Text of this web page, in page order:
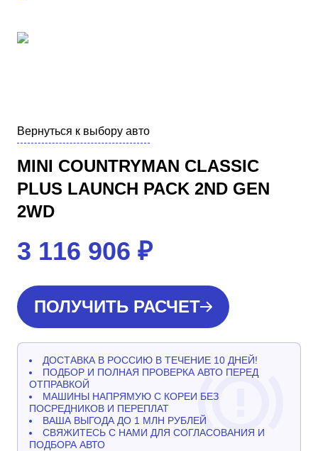
Вернуться к выбору авто
MINI COUNTRYMAN CLASSIC
PLUS LAUNCH PACK 2ND GEN
2WD
3 116 906 ₽
ПОЛУЧИТЬ РАСЧЕТ
ДОСТАВКА В РОССИЮ В ТЕЧЕНИЕ 10 ДНЕЙ!
ПОДБОР И ПОЛНАЯ ПРОВЕРКА АВТО ПЕРЕД
ОТПРАВКОЙ
МАШИНЫ НАПРЯМУЮ С КОРЕИ БЕЗ
ПОСРЕДНИКОВ И ПЕРЕПЛАТ
ВАША ВЫГОДА ДО 1 МЛН РУБЛЕЙ
СВЯЖИТЕСЬ С НАМИ ДЛЯ СОГЛАСОВАНИЯ И
ПОДБОРА АВТО